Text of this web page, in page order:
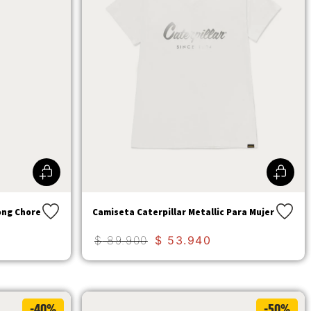
Chore Camiseta Caterpillar Metallic Para Mujer
$ 89.900 $ 53. 940